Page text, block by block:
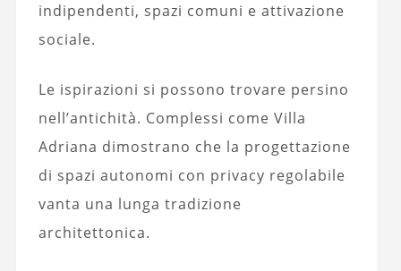
indipendenti, spazi comuni e attivazione
sociale.
Le ispirazioni si possono trovare persino
nell’antichità. Complessi come Villa
Adriana dimostrano che la progettazione
di spazi autonomi con privacy regolabile
vanta una lunga tradizione
architettonica.